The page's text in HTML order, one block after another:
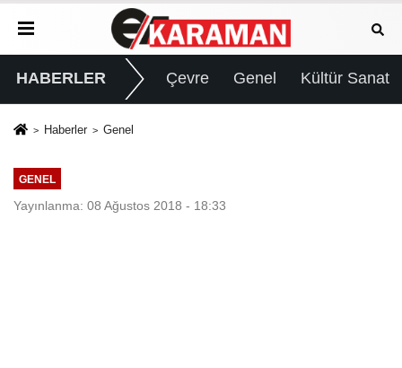
HABERLER Çevre Genel Kültür Sanat
Haberler Genel
GENEL
Yayınlanma: 08 Ağustos 2018 - 18:33